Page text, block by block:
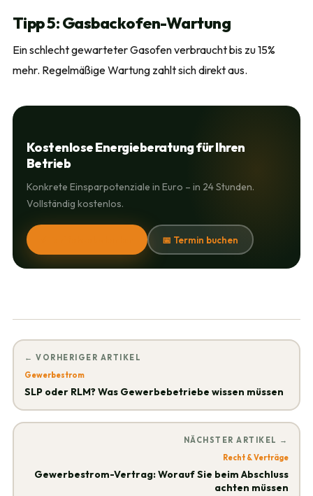
Tipp 5: Gasbackofen-Wartung
Ein schlecht gewarteter Gasofen verbraucht bis zu 15%
mehr. Regelmäßige Wartung zahlt sich direkt aus.
Kostenlose Energieberatung für Ihren
Betrieb
Konkrete Einsparpotenziale in Euro – in 24 Stunden.
Vollständig kostenlos.
📅 Termin buchen
← VORHERIGER ARTIKEL
Gewerbestrom
SLP oder RLM? Was Gewerbebetriebe wissen müssen
NÄCHSTER ARTIKEL →
Recht & Verträge
Gewerbestrom-Vertrag: Worauf Sie beim Abschluss
achten müssen